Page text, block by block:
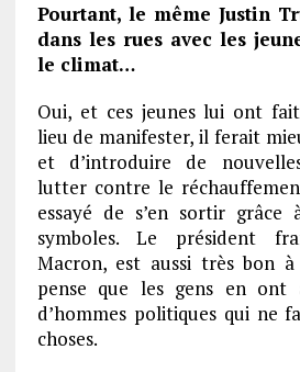
Pourtant, le même Justin
dans les rues avec les
le climat…
Oui, et ces jeunes lui ont
lieu de manifester, il ferait
et d’introduire de
lutter contre le
essayé de s’en sortir
symboles. Le président
Macron, est aussi très bon
pense que les gens en ont
d’hommes politiques qui ne
choses.